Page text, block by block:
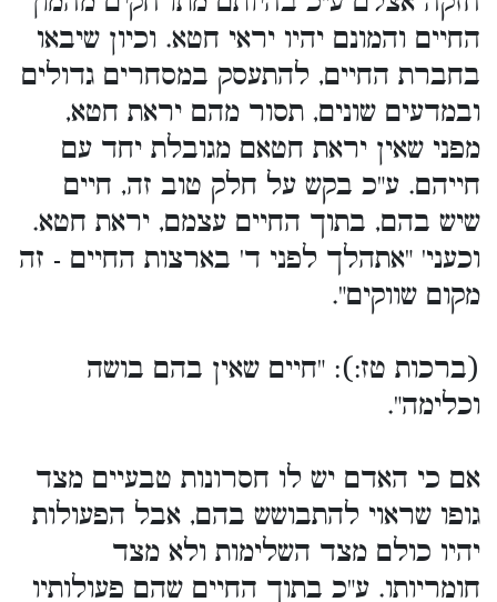
החיים והמונם יהיו יראי חטא. וכיון שיבאו
בחברת החיים, להתעסק במסחרים גדולים
ובמדעים שונים, תסור מהם יראת חטא,
מפני שאין יראת חטאם מגובלת יחד עם
חייהם. ע"כ בקש על חלק טוב זה, חיים
שיש בהם, בתוך החיים עצמם, יראת חטא.
וכעני' "אתהלך לפני ד' בארצות החיים - זה
מקום שווקים".
(ברכות טז:): "חיים שאין בהם בושה
וכלימה".
אם כי האדם יש לו חסרונות טבעיים מצד
גופו שראוי להתבושש בהם, אבל הפעולות
יהיו כולם מצד השלימות ולא מצד
חומריותו. ע"כ בתוך החיים שהם פעולותיו